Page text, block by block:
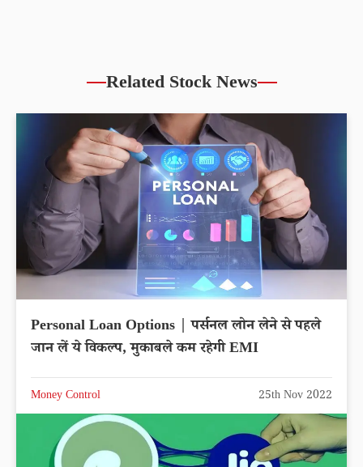
Related Stock News
Personal Loan Options | पर्सनल लोन लेने से पहले
जान लें ये विकल्प, मुकाबले कम रहेगी EMI
Money Control 25th Nov 2022